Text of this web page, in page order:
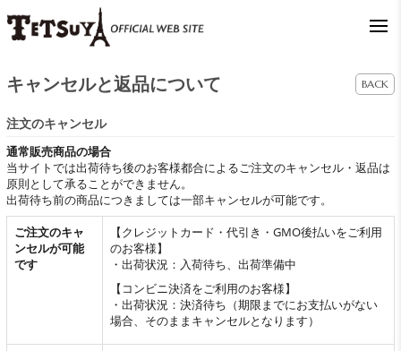
キャンセルと返品について BACK
注文のキャンセル
通常販売商品の場合
当サイトでは出荷待ち後のお客様都合によるご注文のキャンセル・返品は
原則として承ることができません。
出荷待ち前の商品につきましては一部キャンセルが可能です。
ご注文のキャ
ンセルが可能
です
【クレジットカード・代引き・GMO後払いをご利用
のお客様】
・出荷状況：入荷待ち、出荷準備中
【コンビニ決済をご利用のお客様】
・出荷状況：決済待ち（期限までにお支払いがない
場合、そのままキャンセルとなります）